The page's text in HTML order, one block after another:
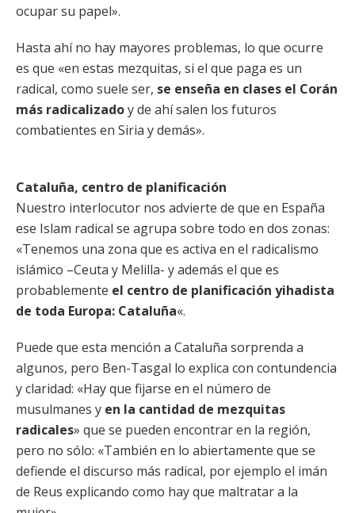
ocupar su papel».
Hasta ahí no hay mayores problemas, lo que ocurre
es que «en estas mezquitas, si el que paga es un
radical, como suele ser, se enseña en clases el Corán
más radicalizadoy de ahí salen los futuros
combatientes en Siria y demás».
Cataluña, centro de planificación
Nuestro interlocutor nos advierte de que en España
ese Islam radical se agrupa sobre todo en dos zonas:
«Tenemos una zona que es activa en el radicalismo
islámico –Ceuta y Melilla- y además el que es
probablemente el centro de planificación yihadista
de toda Europa: Cataluña«.
Puede que esta mención a Cataluña sorprenda a
algunos, pero Ben-Tasgal lo explica con contundencia
y claridad: «Hay que fijarse en el número de
musulmanes y en la cantidad de mezquitas
radicales» que se pueden encontrar en la región,
pero no sólo: «También en lo abiertamente que se
defiende el discurso más radical, por ejemplo el imán
de Reus explicando como hay que maltratar a la